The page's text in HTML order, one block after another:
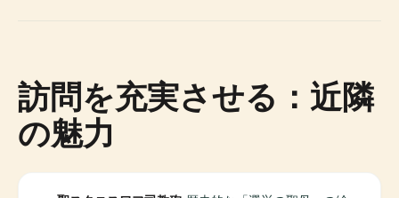
訪問を充実させる：近隣
の魅力